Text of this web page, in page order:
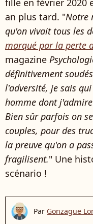
fille en février 2020
an plus tard. "Notre
qu'on vivait tous les
marqué par la perte
magazine
définitivement
l'adversité, je sais
homme dont
Bien sûr parfois on
couples, pour des
la preuve qu'on a
fragilisent." Une
scénario !
Par Gonzague